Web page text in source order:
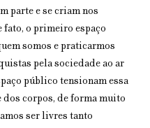
parte e se criam nos
fato, o primeiro espaço
somos e praticarmos
pela sociedade ao ar
público tensionam essa
corpos, de forma muito
ser livres tanto